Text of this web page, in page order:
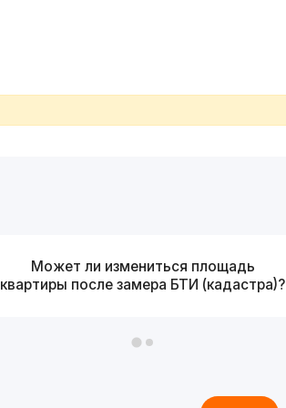
Может ли измениться площадь
квартиры после замера БТИ (кадастра)?